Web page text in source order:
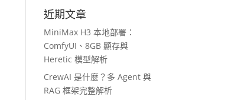
近期文章
MiniMax H3 本地部署：
ComfyUI、8GB 顯存與
Heretic 模型解析
CrewAI 是什麼？多 Agent 與
RAG 框架完整解析